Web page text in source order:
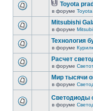
Toyota
в форуме Toyota
Mitsubishi
в форуме
Технология
в форуме
Расчет
в форуме
Мир тысячи
в форуме
Светодиоды
в форуме